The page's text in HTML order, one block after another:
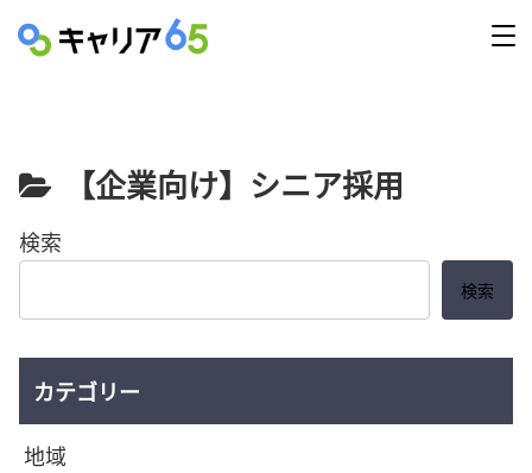
【企業向け】シニア採用
検索
検索
カテゴリー
地域